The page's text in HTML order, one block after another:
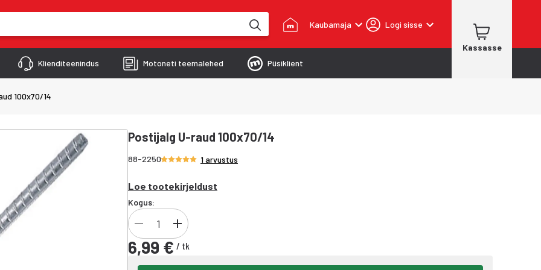
Kaubamaja Logi sisse
Kassasse
Klienditeenindus Motoneti teemalehed Püsiklient
100x70/14
Postijalg U-raud 100x70/14
88-2250Hinnang 5/5 tähte
1 arvustus
Loe tootekirjeldust
Kogus:
6,99 € / tk